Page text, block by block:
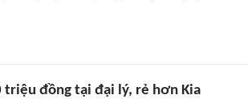
đồng tại đại lý, rẻ hơn Kia